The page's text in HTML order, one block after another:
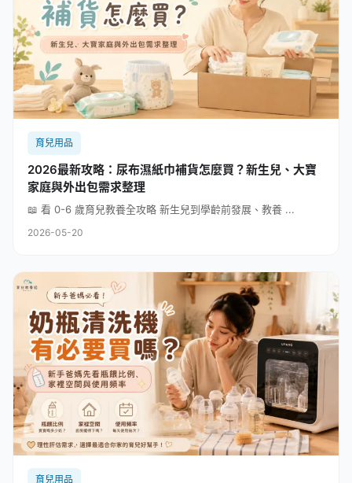
育兒用品
2026最新攻略：尿布濕紙巾補貨怎麼買？新生兒、大寶
家庭與外出包需求整理
📖 看 0-6 歲育兒教養全攻略 新生兒到學齡前發展、教養 ...
2026-05-20
育兒用品